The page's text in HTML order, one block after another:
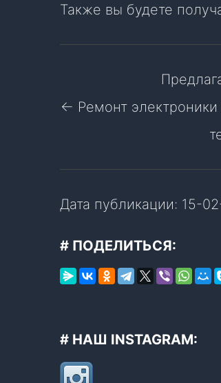
Также вы будете
← Ремонт электроники
Дата публикации: 15-
# ПОДЕЛИТЬСЯ:
# НАШ INSTAGRAM: